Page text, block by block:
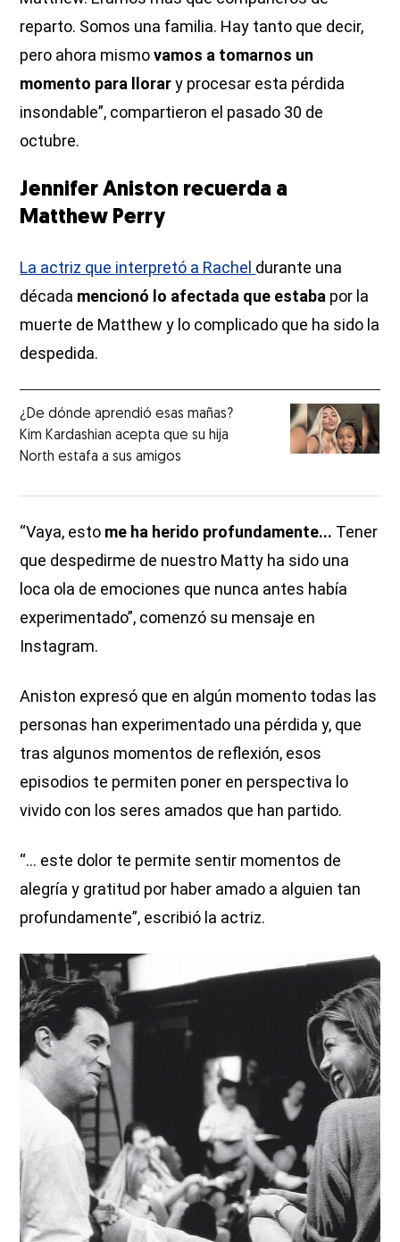
reparto. Somos una familia. Hay tanto que decir,
pero ahora mismovamos a tomarnos un
momento para llorary procesar esta pérdida
insondable”, compartieron el pasado 30 de
octubre.
Jennifer Aniston recuerda a
Matthew Perry
La actriz que interpretó a Rachel durante una
década mencionó lo afectada que estaba por la
muerte de Matthew y lo complicado que ha sido la
despedida.
¿De dónde aprendió esas mañas?
Kim Kardashian acepta que su hija
North estafa a sus amigos
“Vaya, esto me ha herido profundamente... Tener
que despedirme de nuestro Matty ha sido una
loca ola de emociones que nunca antes había
experimentado”, comenzó su mensaje en
Instagram.
Aniston expresó que en algún momento todas las
personas han experimentado una pérdida y, que
tras algunos momentos de reflexión, esos
episodios te permiten poner en perspectiva lo
vivido con los seres amados que han partido.
“... este dolor te permite sentir momentos de
alegría y gratitud por haber amado a alguien tan
profundamente”, escribió la actriz.